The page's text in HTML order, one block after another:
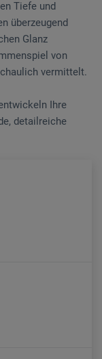
Tiefe und
überzeugend
Glanz
von
vermittelt.
Ihre
detailreiche